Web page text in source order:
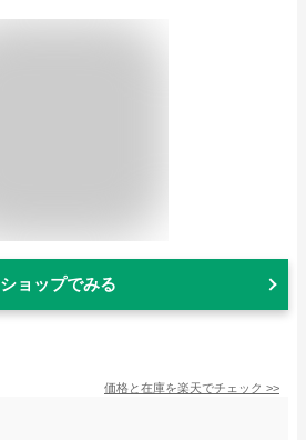
ショップでみる
価格と在庫を楽天でチェック >>